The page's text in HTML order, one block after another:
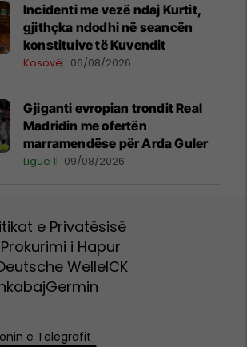
Incidenti me vezë ndaj Kurtit,
gjithçka ndodhi në seancën
konstituive të Kuvendit
Kosovë 06/08/2026
Gjiganti evropian trondit Real
Madridin me ofertën
marramendëse për Arda Guler
Ligue 1 09/08/2026
e Privatësisë
Prokurimi i Hapur
WelleICK
Germin
e Telegrafit